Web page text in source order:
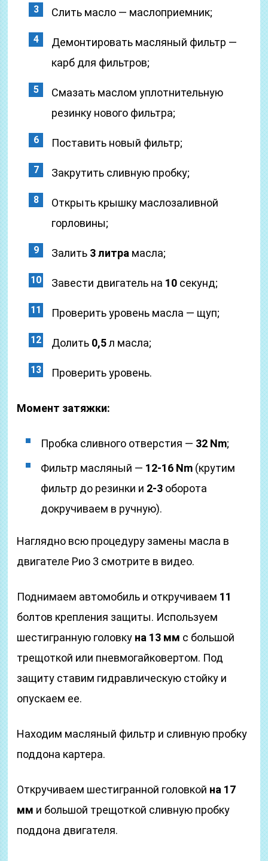
Слить масло — маслоприемник;
Демонтировать масляный фильтр —
карб для фильтров;
Смазать маслом уплотнительную
резинку нового фильтра;
Поставить новый фильтр;
Закрутить сливную пробку;
Открыть крышку маслозаливной
горловины;
Залить 3 литра масла;
Завести двигатель на 10 секунд;
Проверить уровень масла — щуп;
Долить 0,5л масла;
Проверить уровень.
Момент затяжки:
Пробка сливного отверстия — 32 Nm;
Фильтр масляный — 12-16 Nm (крутим
фильтр до резинки и 2-3 оборота
докручиваем в ручную).
Наглядно всю процедуру замены масла в
двигателе Рио 3 смотрите в видео.
Поднимаем автомобиль и откручиваем 11
болтов крепления защиты. Используем
шестигранную головку на 13 мм с большой
трещоткой или пневмогайковертом. Под
защиту ставим гидравлическую стойку и
опускаем ее.
Находим масляный фильтр и сливную пробку
поддона картера.
Откручиваем шестигранной головкой на 17
мм и большой трещоткой сливную пробку
поддона двигателя.